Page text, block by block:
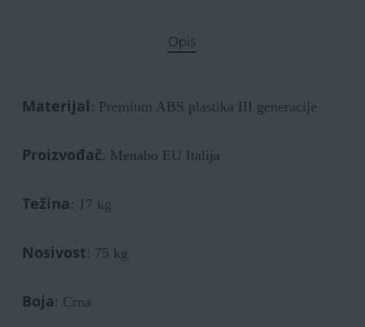
Opis
Materijal : Premium ABS plastika III generacije
Proizvođač: Menabo EU Italija
Težina : 17 kg
Nosivost: 75 kg
Boja : Crna